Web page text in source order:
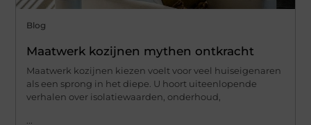
Blog
Maatwerk kozijnen mythen ontkracht
Maatwerk kozijnen kiezen voelt voor veel huiseigenaren
als een sprong in het diepe. U hoort uiteenlopende
verhalen over isolatiewaarden, onderhoud,